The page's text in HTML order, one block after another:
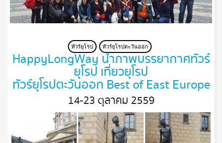
ทัวร์ยุโรป ทัวร์ยุโรปตะวันออก
HappyLongWay นำภาพบรรยากาศ ทัวร์
ยุโรป เที่ยวยุโรป
ทัวร์ยุโรปตะวันออก Best of East Europe
14-23 ตุลาคม 2559